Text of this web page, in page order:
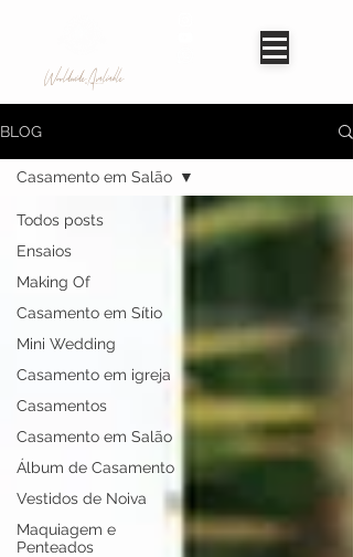
Worldwide Avaliable
BLOG
Todos posts
Ensaios
Making Of
Casamento em Sítio
Mini Wedding
Casamento em igreja
Casamentos
Casamento em Salão
Álbum de Casamento
Vestidos de Noiva
Maquiagem e
Penteados
Casamento em Salão